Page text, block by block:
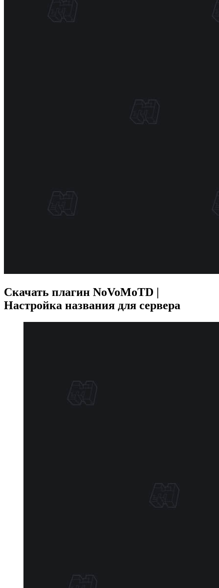
Скачать плагин NoVoMoTD |
Настройка названия для сервера